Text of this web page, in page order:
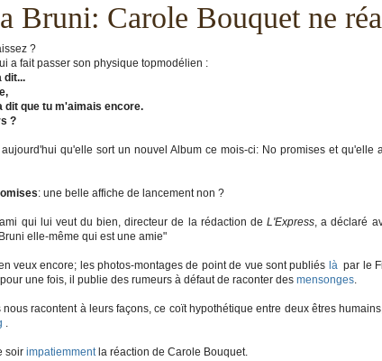
Bruni: Carole Bouquet ne
?
a fait passer son physique topmodélien :
dit...
dit que tu m'aimais encore.
?
qu'elle sort un nouvel Album ce mois-ci: No promises et qu'elle
: une belle affiche de lancement non ?
qui lui veut du bien, directeur de la rédaction deL'Express, a déclaré
elle-même qui est une amie"
veux encore; les photos-montages de point de vue sont publiés là par le
une fois, il publie des rumeurs à défaut de raconter des mensonges.
racontent à leurs façons, ce coït hypothétique entre deux êtres
.
soir impatiemmentla réaction de Carole Bouquet.